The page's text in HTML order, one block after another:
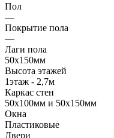
Пол
—
Покрытие пола
—
Лаги пола
50х150мм
Высота этажей
1этаж - 2,7м
Каркас стен
50х100мм и 50х150мм
Окна
Пластиковые
Двери